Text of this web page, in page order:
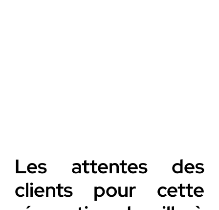
Les attentes des
clients pour cette